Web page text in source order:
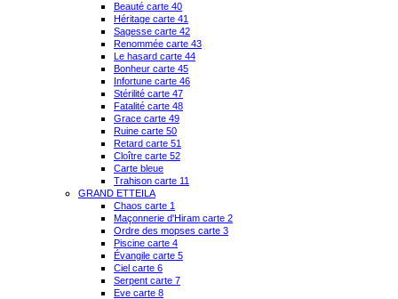
Beauté carte 40
Héritage carte 41
Sagesse carte 42
Renommée carte 43
Le hasard carte 44
Bonheur carte 45
Infortune carte 46
Stérilité carte 47
Fatalité carte 48
Grace carte 49
Ruine carte 50
Retard carte 51
Cloître carte 52
Carte bleue
Trahison carte 11
GRAND ETTEILA
Chaos carte 1
Maçonnerie d'Hiram carte 2
Ordre des mopses carte 3
Piscine carte 4
Évangile carte 5
Ciel carte 6
Serpent carte 7
Eve carte 8